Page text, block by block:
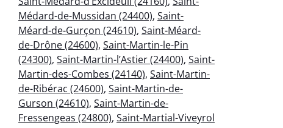
Médard-de-Mussidan (24400), Saint-
Méard-de-Gurçon (24610), Saint-Méard-
de-Drône (24600), Saint-Martin-le-Pin
(24300), Saint-Martin-l’Astier (24400), Saint-
Martin-des-Combes (24140), Saint-Martin-
de-Ribérac (24600), Saint-Martin-de-
Gurson (24610), Saint-Martin-de-
Fressengeas (24800), Saint-Martial-Viveyrol